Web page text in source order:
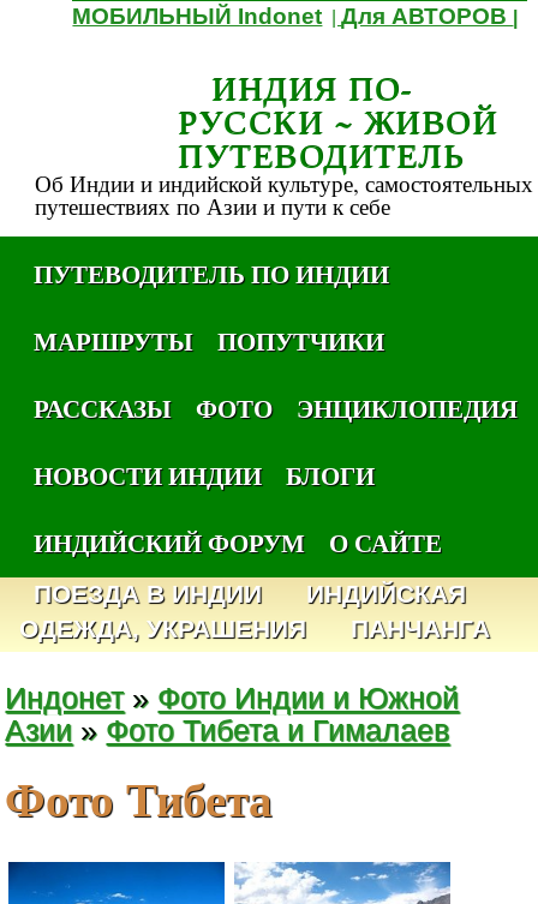
МОБИЛЬНЫЙ Indonet |Для АВТОРОВ
ИНДИЯ ПО-
РУССКИ ~ ЖИВОЙ
ПУТЕВОДИТЕЛЬ
Об Индии и индийской культуре, самостоятельных
путешествиях по Азии и пути к себе
ПУТЕВОДИТЕЛЬ ПО ИНДИИ
МАРШРУТЫ
ПОПУТЧИКИ
РАССКАЗЫ
ФОТО
ЭНЦИКЛОПЕДИЯ
НОВОСТИ ИНДИИ
БЛОГИ
ИНДИЙСКИЙ ФОРУМ
О САЙТЕ
ПОЕЗДА В ИНДИИ
ИНДИЙСКАЯ
ОДЕЖДА, УКРАШЕНИЯ
ПАНЧАНГА
Индонет» Фото Индии и Южной
Азии » Фото Тибета и Гималаев
Фото Тибета